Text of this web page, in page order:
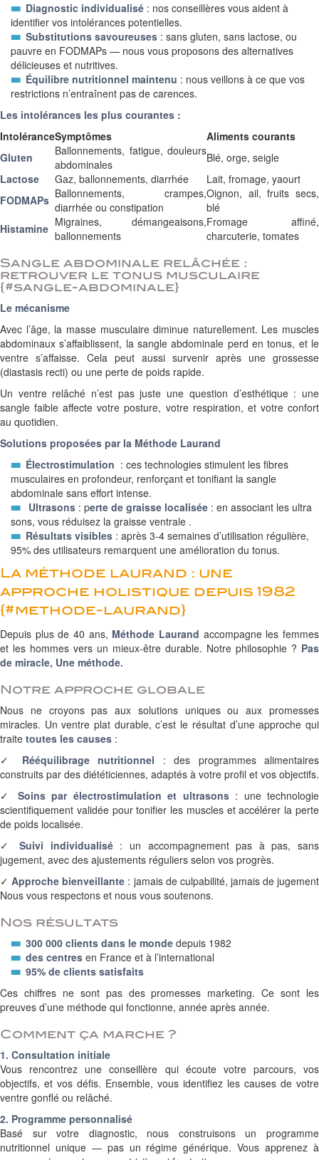
Diagnostic individualisé : nos conseillères vous aident à
identifier vos intolérances potentielles.
Substitutions savoureuses : sans gluten, sans lactose, ou
pauvre en FODMAPs — nous vous proposons des alternatives
délicieuses et nutritives.
Équilibre nutritionnel maintenu : nous veillons à ce que vos
restrictions n’entraînent pas de carences.
Les intolérances les plus courantes :
IntoléranceSymptômes
Aliments courants
Gluten
Ballonnements, fatigue, douleurs
abdominales
Blé, orge, seigle
Lactose
Gaz, ballonnements, diarrhée
Lait, fromage, yaourt
FODMAPs Ballonnements, crampes,
diarrhée ou constipation
Oignon, ail, fruits secs,
blé
Histamine Migraines, démangeaisons,
ballonnements
Fromage affiné,
charcuterie, tomates
Sangle abdominale relâchée :
retrouver le tonus musculaire
{#sangle-abdominale}
Le mécanisme
Avec l’âge, la masse musculaire diminue naturellement. Les muscles
abdominaux s’affaiblissent, la sangle abdominale perd en tonus, et le
ventre s’affaisse. Cela peut aussi survenir après une grossesse
(diastasis recti) ou une perte de poids rapide.
Un ventre relâché n’est pas juste une question d’esthétique : une
sangle faible affecte votre posture, votre respiration, et votre confort
au quotidien.
Solutions proposées par la Méthode Laurand
Électrostimulation : ces technologies stimulent les fibres
musculaires en profondeur, renforçant et tonifiant la sangle
abdominale sans effort intense.
Ultrasons : perte de graisse localisée : en associant les ultra
sons, vous réduisez la graisse ventrale .
Résultats visibles : après 3-4 semaines d’utilisation régulière,
95% des utilisateurs remarquent une amélioration du tonus.
La méthode laurand : une
approche holistique depuis 1982
{#methode-laurand}
Depuis plus de 40 ans, Méthode Laurand accompagne les femmes
et les hommes vers un mieux-être durable. Notre philosophie ? Pas
de miracle, Une méthode.
Notre approche globale
Nous ne croyons pas aux solutions uniques ou aux promesses
miracles. Un ventre plat durable, c’est le résultat d’une approche qui
traite toutes les causes :
✓ Rééquilibrage nutritionnel : des programmes alimentaires
construits par des diététiciennes, adaptés à votre profil et vos objectifs.
✓ Soins par électrostimulation et ultrasons: une technologie
scientifiquement validée pour tonifier les muscles et accélérer la perte
de poids localisée.
✓Suivi individualisé: un accompagnement pas à pas, sans
jugement, avec des ajustements réguliers selon vos progrès.
✓Approche bienveillante : jamais de culpabilité, jamais de jugement
Nous vous respectons et nous vous soutenons.
Nos résultats
300 000 clients dans le monde depuis 1982
des centres en France et à l’international
95% de clients satisfaits
Ces chiffres ne sont pas des promesses marketing. Ce sont les
preuves d’une méthode qui fonctionne, année après année.
Comment ça marche ?
1. Consultation initiale
Vous rencontrez une conseillère qui écoute votre parcours, vos
objectifs, et vos défis. Ensemble, vous identifiez les causes de votre
ventre gonflé ou relâché.
2. Programme personnalisé
Basé sur votre diagnostic, nous construisons un programme
nutritionnel unique — pas un régime générique. Vous apprenez à